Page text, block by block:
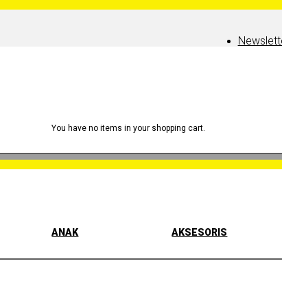
You have no items in your shopping cart.
ANAK AKSESORIS